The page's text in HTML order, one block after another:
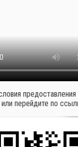
предоставления
или перейдите по